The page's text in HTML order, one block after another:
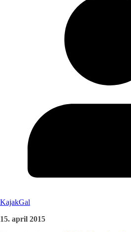
KajakGal
15. april 2015